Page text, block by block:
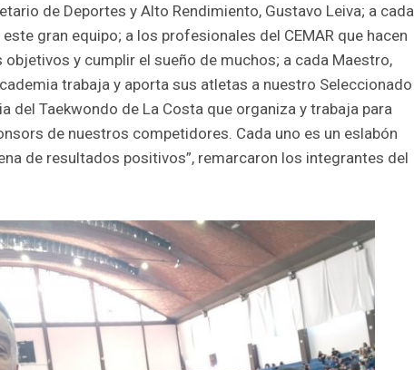
de Deportes y Alto Rendimiento, Gustavo Leiva; a cada
gran equipo; a los profesionales del CEMAR que hacen
y cumplir el sueño de muchos; a cada Maestro,
trabaja y aporta sus atletas a nuestro Seleccionado
del Taekwondo de La Costa que organiza y trabaja para
de nuestros competidores. Cada uno es un eslabón
de resultados positivos”, remarcaron los integrantes del